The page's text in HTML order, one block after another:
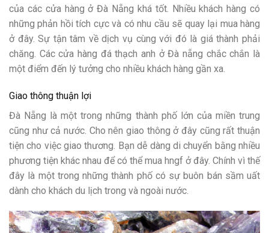
của các cửa hàng ở Đà Nẵng khá tốt. Nhiều khách hàng có
những phản hồi tích cực và có nhu cầu sẽ quay lại mua hàng
ở đây. Sự tận tâm về dịch vụ cùng với đó là giá thành phải
chăng. Các cửa hàng đá thạch anh ở Đà nẵng chắc chắn là
một điểm đến lý tưởng cho nhiều khách hàng gần xa.
Giao thông thuận lợi
Đà Nẵng là một trong những thành phố lớn của miền trung
cũng như cả nước. Cho nên giao thông ở đây cũng rất thuận
tiện cho việc giao thương. Bạn dễ dàng di chuyển bằng nhiều
phương tiện khác nhau để có thể mua hngf ở đây. Chính vì thế
đây là một trong những thành phố có sự buôn bán sầm uất
dành cho khách du lịch trong và ngoài nước.